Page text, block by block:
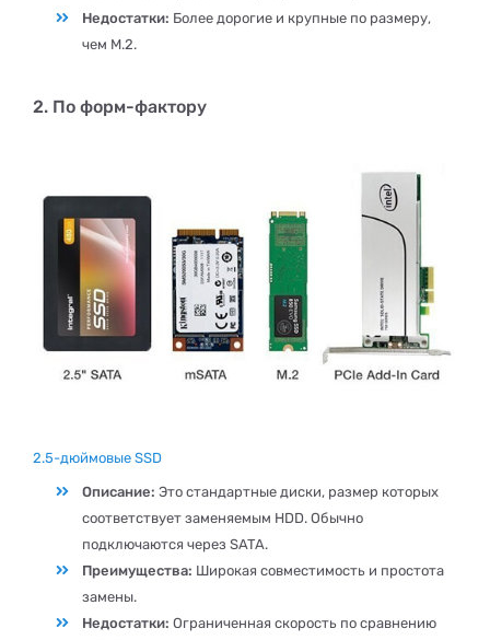
Недостатки: Более дорогие и крупные по размеру,
чем M.2.
2. По форм-фактору
2.5-дюймовые SSD
Описание: Это стандартные диски, размер которых
соответствует заменяемым HDD. Обычно
подключаются через SATA.
Преимущества: Широкая совместимость и простота
замены.
Недостатки: Ограниченная скорость по сравнению